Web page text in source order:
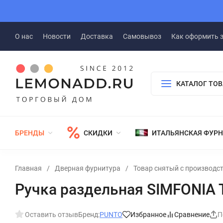
О нас Новости Доставка Самовывоз Как оформить
КАТАЛОГ
БРЕНДЫ СКИДКИ ИТАЛЬЯНСКАЯ
Главная / Дверная фурнитура / Товар снятый с
Ручка раздельная
Оставить отзывБренд:PUNTO Избранное Сравнение